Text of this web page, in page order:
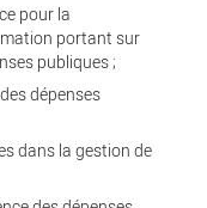
pour la
portant sur
publiques ;
dépenses
dans la gestion de